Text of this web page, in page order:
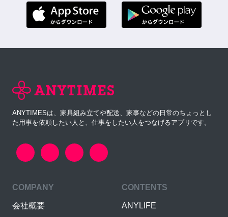
ANYTIMESは、家具組み立てや配送、家事などの日常のちょっとし
た用事を依頼したい人と、仕事をしたい人をつなげるアプリです。
COMPANY
会社概要
CONTENTS
ANYLIFE